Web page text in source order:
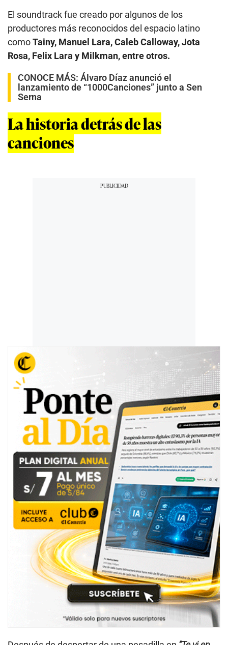
El soundtrack fue creado por algunos de los
productores más reconocidos del espacio latino
comoTainy, Manuel Lara, Caleb Calloway, Jota
Rosa, Felix Lara y Milkman, entre otros.
CONOCE MÁS: Álvaro Díaz anunció el
lanzamiento de “1000Canciones” junto a Sen
Serna
La historia detrás de las
canciones